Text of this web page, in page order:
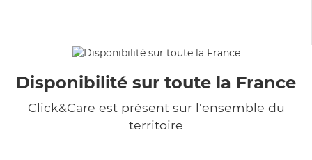
Disponibilité sur toute la France
Click&Care est présent sur l'ensemble du
territoire